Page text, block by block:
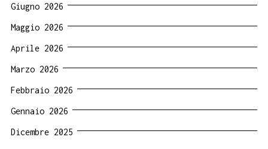
Giugno 2026
Maggio 2026
Aprile 2026
Marzo 2026
Febbraio 2026
Gennaio 2026
Dicembre 2025